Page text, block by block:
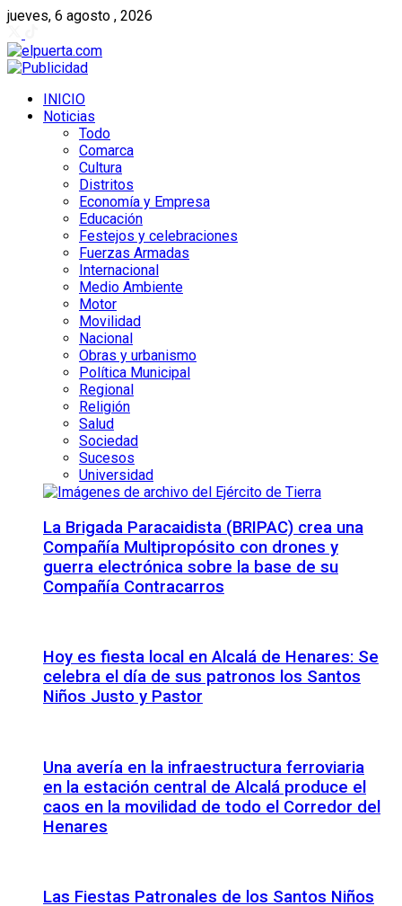
jueves, 6 agosto , 2026
INICIO
Noticias
Todo
Comarca
Cultura
Distritos
Economía y Empresa
Educación
Festejos y celebraciones
Fuerzas Armadas
Internacional
Medio Ambiente
Motor
Movilidad
Nacional
Obras y urbanismo
Política Municipal
Regional
Religión
Salud
Sociedad
Sucesos
Universidad
La Brigada Paracaidista (BRIPAC) crea una
Compañía Multipropósito con drones y
guerra electrónica sobre la base de su
Compañía Contracarros
Hoy es fiesta local en Alcalá de Henares: Se
celebra el día de sus patronos los Santos
Niños Justo y Pastor
Una avería en la infraestructura ferroviaria
en la estación central de Alcalá produce el
caos en la movilidad de todo el Corredor del
Henares
Las Fiestas Patronales de los Santos Niños